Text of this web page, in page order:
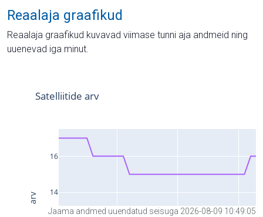
Reaalaja graafikud
Reaalaja graafikud kuvavad viimase tunni aja andmeid ning
uuenevad iga minut.
Jaama andmed uuendatud seisuga 2026-08-09 10:49:05